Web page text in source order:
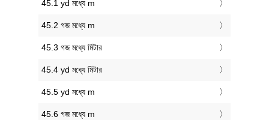
45.1 yd মধ্যে m
45.2 গজ মধ্যে m
45.3 গজ মধ্যে মিটার
45.4 yd মধ্যে মিটার
45.5 yd মধ্যে m
45.6 গজ মধ্যে m